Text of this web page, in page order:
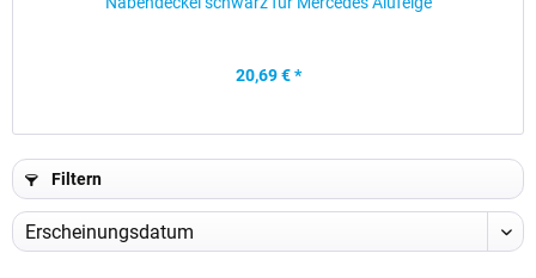
20,69 € *
Filtern